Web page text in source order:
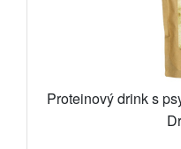
Proteinový drink s